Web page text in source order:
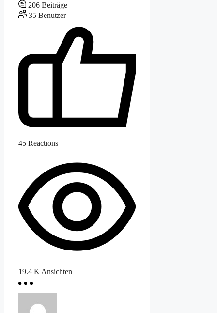
206 Beiträge
35 Benutzer
45 Reactions
19.4 K Ansichten